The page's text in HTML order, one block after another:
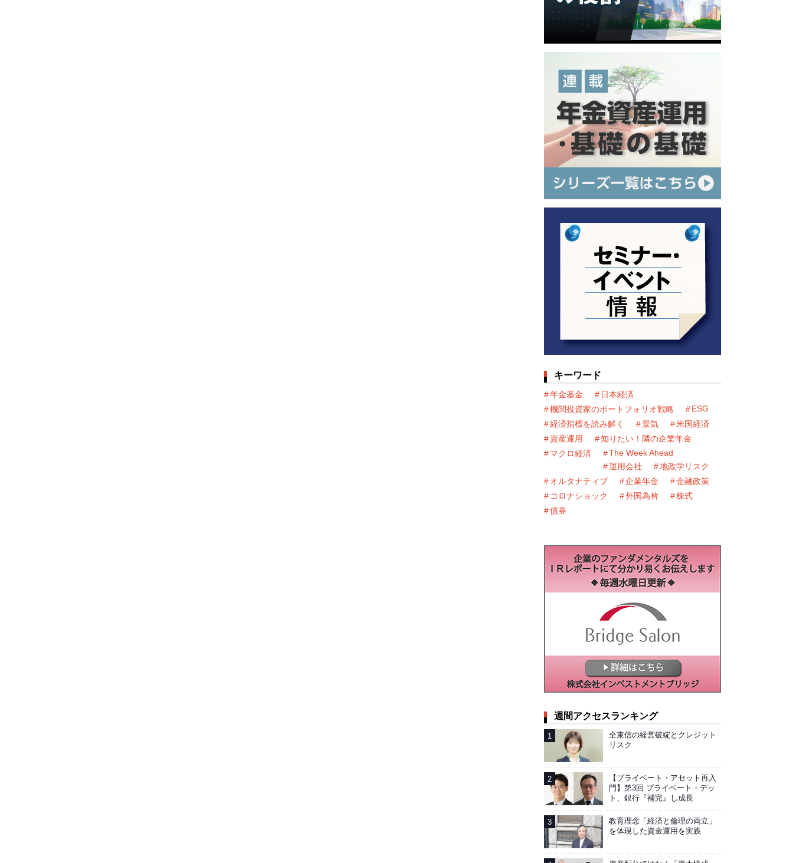
キーワード
年金基金
日本経済
機関投資家のポートフォリオ戦略
ESG
経済指標を読み解く
景気
米国経済
資産運用
知りたい！隣の企業年金
マクロ経済
The Week Ahead
運用会社
地政学リスク
オルタナティブ
企業年金
金融政策
コロナショック
外国為替
株式
債券
週間アクセスランキング
全東信の経営破綻とクレジット
リスク
【プライベート・アセット再入
門】第3回 プライベート・デッ
ト、銀行『補完』し成長
教育理念「経済と倫理の両立」
を体現した資金運用を実践